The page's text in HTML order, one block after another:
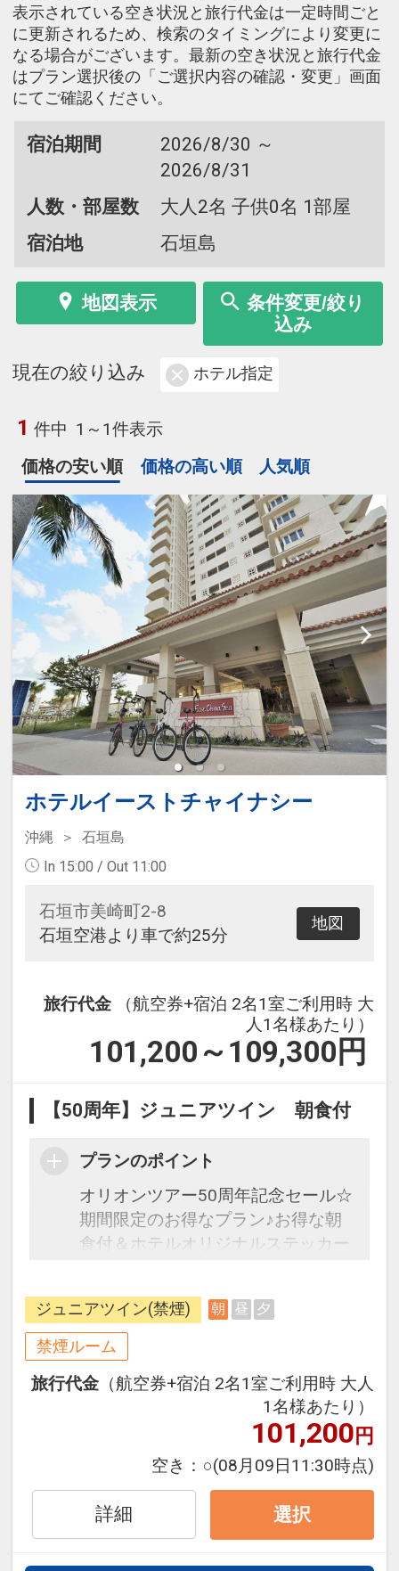
表示されている空き状況と旅行代金は一定時間ごと
に更新されるため、検索のタイミングにより変更に
なる場合がございます。最新の空き状況と旅行代金
はプラン選択後の「ご選択内容の確認・変更」画面
にてご確認ください。
宿泊期間
2026/8/30 ～
2026/8/31
人数・部屋数
大人2名 子供0名 1部屋
宿泊地
石垣島
地図表示
条件変更/絞り
込み
現在の絞り込み ホテル指定
1 件中 1～1件表示
価格の安い順
価格の高い順 人気順
ホテルイーストチャイナシー
沖縄
石垣島
In 15:00 / Out 11:00
石垣市美崎町2-8
石垣空港より車で約25分
地図
旅行代金
（航空券+宿泊 2名1室ご利用時 大
人1名様あたり）
101,200～109,300 円
【50周年】ジュニアツイン 朝食付
プランのポイント
オリオンツアー50周年記念セール☆
期間限定のお得なプラン♪お得な朝
食付＆ホテルオリジナルステッカー
フライトは安心のJAL（またはJAL
グループ）確約！フライトマイル
50%貯まります。
オプションでレンタカーや現地交
通・体験プランなどの追加（同時予
約）が可能なプランもございます。
・ホテルから離島ターミナルまで徒
ジュニアツイン(禁煙) 朝 昼 夕
禁煙ルーム
旅行代金 （航空券+宿泊 2名1室ご利用時 大人
1名様あたり）
101,200円
空き： ○(08月09日11:30時点)
詳細 選択